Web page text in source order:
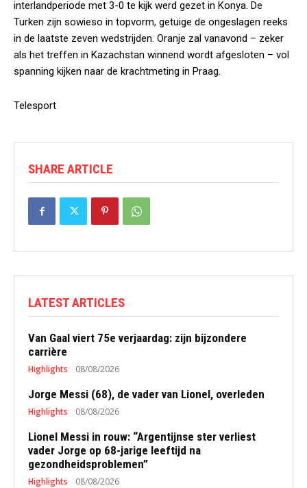
interlandperiode met 3-0 te kijk werd gezet in Konya. De
Turken zijn sowieso in topvorm, getuige de ongeslagen reeks
in de laatste zeven wedstrijden. Oranje zal vanavond – zeker
als het treffen in Kazachstan winnend wordt afgesloten – vol
spanning kijken naar de krachtmeting in Praag.
Telesport
SHARE ARTICLE
LATEST ARTICLES
Van Gaal viert 75e verjaardag: zijn bijzondere
carrière
Highlights 08/08/2026
Jorge Messi (68), de vader van Lionel, overleden
Highlights 08/08/2026
Lionel Messi in rouw: “Argentijnse ster verliest
vader Jorge op 68-jarige leeftijd na
gezondheidsproblemen”
Highlights 08/08/2026